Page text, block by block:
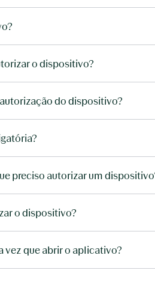
o dispositivo?
do dispositivo?
preciso autorizar um
o dispositivo?
vez que abrir o aplicativo?